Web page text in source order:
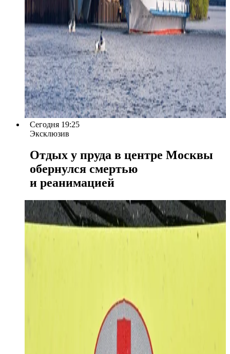
Сегодня 19:25
Эксклюзив
Отдых у пруда в центре Москвы
обернулся смертью
и реанимацией